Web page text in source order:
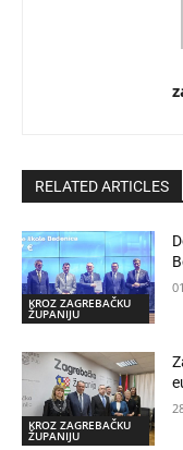
RELATED ARTICLES
KROZ ZAGREBAČKU
ŽUPANIJU
KROZ ZAGREBAČKU
ŽUPANIJU